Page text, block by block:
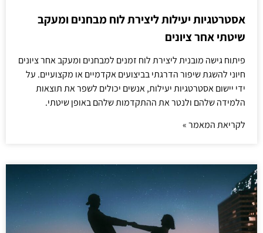
אסטרטגיות יעילות ליצירת לוח מבחנים ומעקב
שיטתי אחר ציונים
פיתוח גישה מובנית ליצירת לוח זמנים למבחנים ומעקב אחר ציונים
חיוני להשגת שיפור הדרגתי בביצועים אקדמיים או מקצועיים. על
ידי יישום אסטרטגיות יעילות, אנשים יכולים לשפר את תוצאות
הלמידה שלהם ולנטר את ההתקדמות שלהם באופן שיטתי.
לקריאת המאמר »